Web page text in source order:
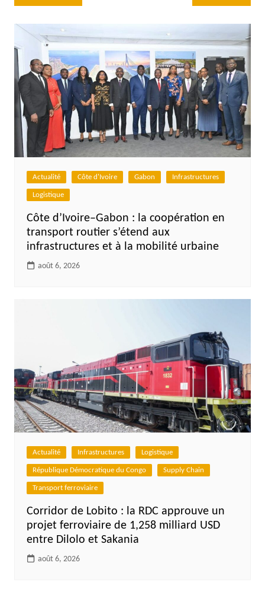
de
l’article
Actualité Côte d'Ivoire Gabon Infrastructures
Logistique
Côte d’Ivoire–Gabon : la coopération en
transport routier s’étend aux
infrastructures et à la mobilité urbaine
août 6, 2026
Actualité Infrastructures Logistique
République Démocratique du Congo Supply Chain
Transport ferroviaire
Corridor de Lobito : la RDC approuve un
projet ferroviaire de 1,258 milliard USD
entre Dilolo et Sakania
août 6, 2026